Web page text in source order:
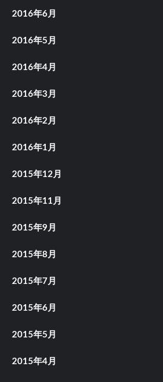
2016年6月
2016年5月
2016年4月
2016年3月
2016年2月
2016年1月
2015年12月
2015年11月
2015年9月
2015年8月
2015年7月
2015年6月
2015年5月
2015年4月